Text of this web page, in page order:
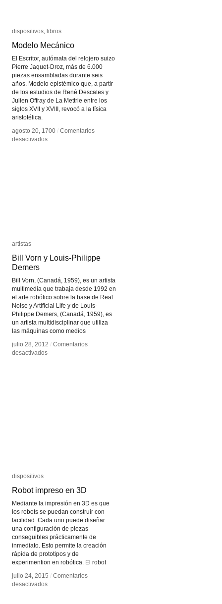
dispositivos libros
Modelo Mecánico
El Escritor, autómata del relojero suizo
Pierre Jaquet-Droz, más de 6.000
piezas ensambladas durante seis
años. Modelo epistémico que, a partir
de los estudios de René Descates y
Julien Offray de La Mettrie entre los
siglos XVII y XVIII, revocó a la física
aristotélica.
agosto 20, 1700 / Comentarios
desactivadosen
dispositivos libros
Modelo Mecánico
agosto 20, 1700 / Comentarios
desactivadosen
artistas
Bill Vorn y Louis-Philippe
Demers
Bill Vorn, (Canadá, 1959), es un artista
multimedia que trabaja desde 1992 en
el arte robótico sobre la base de Real
Noise y Artificial Life y de Louis-
Philippe Demers, (Canadá, 1959), es
un artista multidisciplinar que utiliza
las máquinas como medios
julio 28, 2012 / Comentarios
desactivadosen
artistas
Bill Vorn y Louis-Philippe
Demers
julio 28, 2012 / Comentarios
desactivadosen
dispositivos
Robot impreso en 3D
Mediante la impresión en 3D es que
los robots se puedan construir con
facilidad. Cada uno puede diseñar
una configuración de piezas
conseguibles prácticamente de
inmediato. Esto permite la creación
rápida de prototipos y de
experimention en robótica. El robot
julio 24, 2015 / Comentarios
desactivadosen
dispositivos
Robot impreso en 3D
julio 24, 2015 / Comentarios
desactivadosen